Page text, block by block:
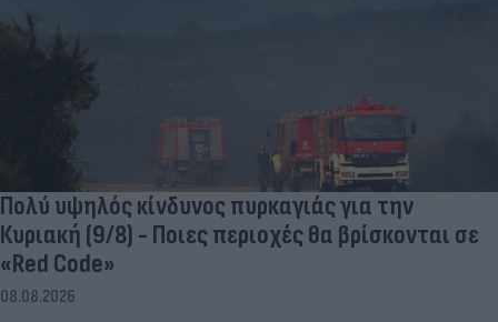
Πολύ υψηλός κίνδυνος πυρκαγιάς για την
Κυριακή (9/8) - Ποιες περιοχές θα βρίσκονται σε
«Red Code»
08.08.2026